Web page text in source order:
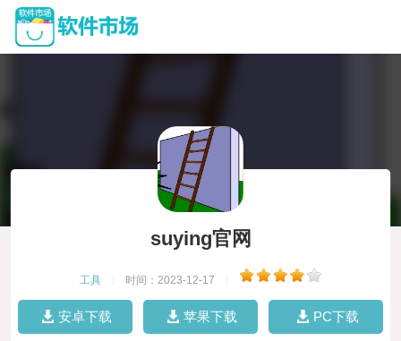
suying官网
工具 时间：2023-12-17
安卓下载 苹果下载 PC下载